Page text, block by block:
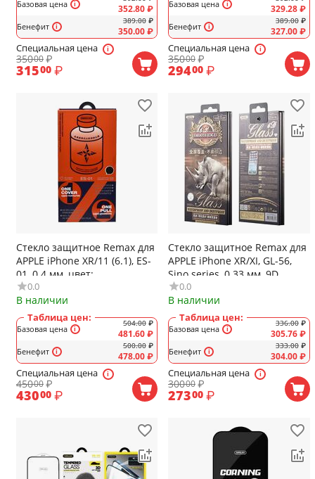
Базовая цена
Бенефит
352.80₽
389.00 ₽
350.00₽
Специальная цена
35000 ₽
31500 ₽
Базовая цена
Бенефит
329.28₽
389.00 ₽
327.00₽
Специальная цена
35000₽
29400 ₽
Стекло защитное Remax для
APPLE iPhone XR/11 (6.1), ES-
01, 0.4 мм, цвет:
прозрачный
0.0
В наличии
Таблица цен:
Базовая цена
Бенефит
504.00 ₽
481.60₽
500.00 ₽
478.00₽
Специальная цена
45000 ₽
43000 ₽
Стекло защитное Remax для
APPLE iPhone XR/XI, GL-56,
Sino series, 0.33 мм, 9D,
прозрачное, матовое
0.0
В наличии
Таблица цен:
Базовая цена
Бенефит
336.00 ₽
305.76₽
333.00 ₽
304.00₽
Специальная цена
30000₽
27300 ₽